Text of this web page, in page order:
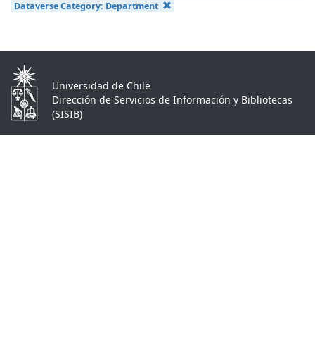
Dataverse Category: Department
Universidad de Chile
Dirección de Servicios de Información y Bibliotecas
(SISIB)